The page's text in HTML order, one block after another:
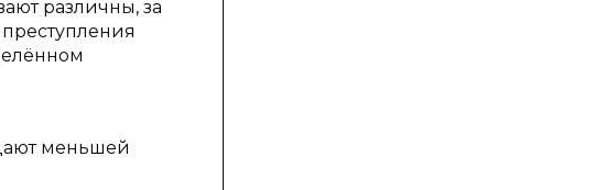
различны, за
меньшей